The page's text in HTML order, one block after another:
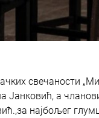
свечаности
а
најбољег